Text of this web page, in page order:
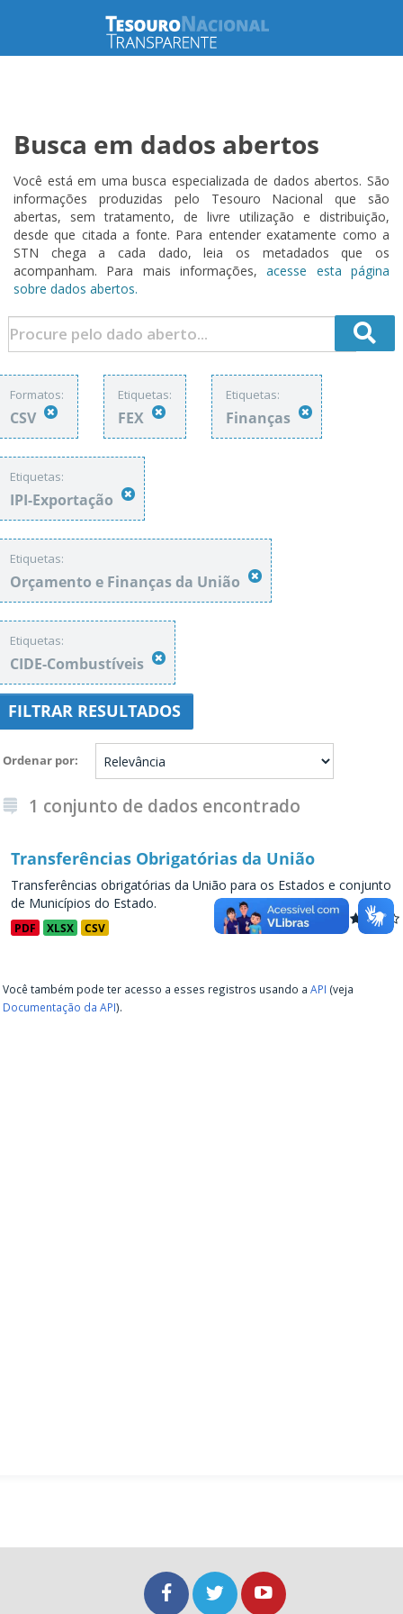
Busca em dados abertos
Você está em uma busca especializada de dados abertos. São
informações produzidas pelo Tesouro Nacional que são
abertas, sem tratamento, de livre utilização e distribuição,
desde que citada a fonte. Para entender exatamente como a
STN chega a cada dado, leia os metadados que os
acompanham. Para mais informações,acesse esta página
sobre dados abertos.
Formatos:
CSV
Etiquetas:
FEX
Etiquetas:
Finanças
Etiquetas:
IPI-Exportação
Etiquetas:
Orçamento e Finanças da União
Etiquetas:
CIDE-Combustíveis
FILTRAR RESULTADOS
Ordenar por
1 conjunto de dados encontrado
Transferências Obrigatórias da União
Transferências obrigatórias da União para os Estados e conjunto
de Municípios do Estado.
PDF XLSX CSV
Você também pode ter acesso a esses registros usando a API (veja
Documentação da API).